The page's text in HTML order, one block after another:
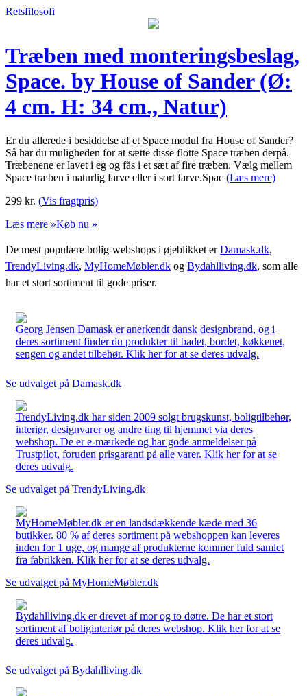
Retsfilosofi
Træben med monteringsbeslag,
Space. by House of Sander (Ø:
4 cm. H: 34 cm., Natur)
Er du allerede i besiddelse af et Space modul fra House of Sander?
Så har du muligheden for at sætte disse flotte Space træben derpå.
Træbenene er lavet i eg og fås i et sæt af fire træben. Vælg mellem
Space træben i naturlig farve eller i sort farve.Spac (Læs mere)
299 kr. (Vis fragtpris)
Læs mere »Køb nu »
De mest populære bolig-webshops i øjeblikket erDamask.dk,
TrendyLiving.dk, MyHomeMøbler.dk og Bydahlliving.dk, som alle
har et stort sortiment til gode priser.
Georg Jensen Damask er anerkendt dansk designbrand, og i
deres sortiment finder du produkter til badet, bordet, køkkenet,
sengen og andet tilbehør. Klik her for at se deres udvalg.
Se udvalget på Damask.dk
TrendyLiving.dk har siden 2009 solgt brugskunst, boligtilbehør,
interiør, designvarer og andre ting til hjemmet via deres
webshop. De er e-mærkede og har gode anmeldelser på
Trustpilot, foruden prisgaranti på alle varer. Klik her for at se
deres udvalg.
Se udvalget på TrendyLiving.dk
MyHomeMøbler.dk er en landsdækkende kæde med 36
butikker. 80 % af deres sortiment på webshoppen kan leveres
inden for 1 uge, og mange af produkterne kommer fuld samlet
fra fabrikken. Klik her for at se deres udvalg.
Se udvalget på MyHomeMøbler.dk
Bydahlliving.dk er drevet af mor og to døtre. De har et stort
sortiment af boliginteriør på deres webshop. Klik her for at se
deres udvalg.
Se udvalget på Bydahlliving.dk